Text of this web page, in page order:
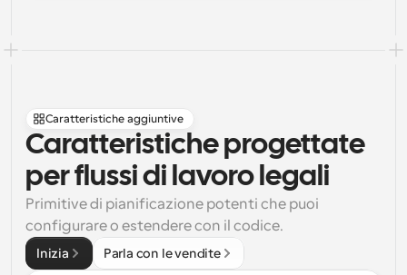
Caratteristiche aggiuntive
Caratteristiche progettate
per flussi di lavoro legali
Primitive di pianificazione potenti che puoi
configurare o estendere con il codice.
Inizia Parla con le vendite